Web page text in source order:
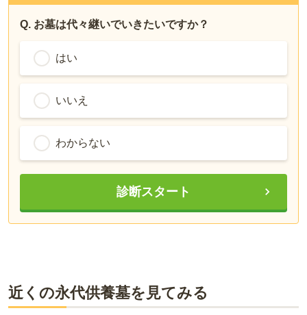
Q. お墓は代々継いでいきたいですか？
はい
いいえ
わからない
診断スタート
近くの永代供養墓を見てみる